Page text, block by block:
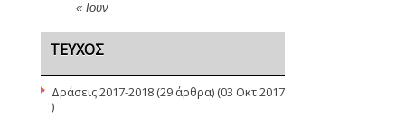
« Ιουν
ΤΕΎΧΟΣ
Δράσεις 2017-2018 (29 άρθρα) (03 Οκτ 2017
)